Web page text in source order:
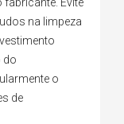
na limpeza
do
o
de